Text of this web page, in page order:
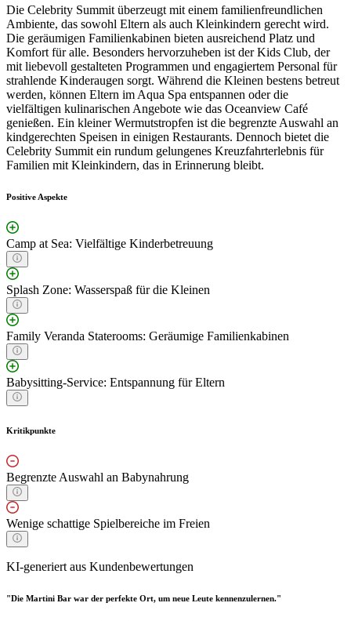
Die Celebrity Summit überzeugt mit einem familienfreundlichen
Ambiente, das sowohl Eltern als auch Kleinkindern gerecht wird.
Die geräumigen Familienkabinen bieten ausreichend Platz und
Komfort für alle. Besonders hervorzuheben ist der Kids Club, der
mit liebevoll gestalteten Programmen und engagiertem Personal für
strahlende Kinderaugen sorgt. Während die Kleinen bestens betreut
werden, können Eltern im Aqua Spa entspannen oder die
vielfältigen kulinarischen Angebote wie das Oceanview Café
genießen. Ein kleiner Wermutstropfen ist die begrenzte Auswahl an
kindgerechten Speisen in einigen Restaurants. Dennoch bietet die
Celebrity Summit ein rundum gelungenes Kreuzfahrterlebnis für
Familien mit Kleinkindern, das in Erinnerung bleibt.
Positive Aspekte
Camp at Sea: Vielfältige Kinderbetreuung
Splash Zone: Wasserspaß für die Kleinen
Family Veranda Staterooms: Geräumige Familienkabinen
Babysitting-Service: Entspannung für Eltern
Kritikpunkte
Begrenzte Auswahl an Babynahrung
Wenige schattige Spielbereiche im Freien
KI-generiert aus Kundenbewertungen
"Die Martini Bar war der perfekte Ort, um neue Leute kennenzulernen."